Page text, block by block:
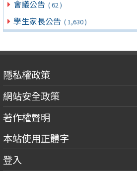
會議公告 ( 62 )
學生家長公告 ( 1,630 )
隱私權政策
網站安全政策
著作權聲明
本站使用正體字
登入